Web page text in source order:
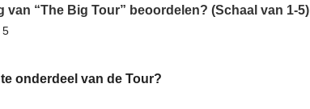
van “The Big Tour” beoordelen? (Schaal van 1-5)
5
onderdeel van de Tour?